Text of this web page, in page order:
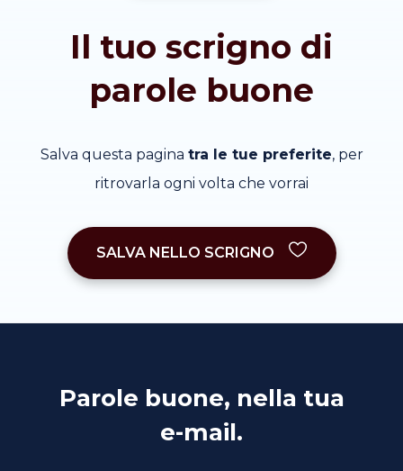
Il tuo scrigno di
parole buone
Salva questa pagina tra le tue preferite, per
ritrovarla ogni volta che vorrai
SALVA NELLO SCRIGNO
Parole buone, nella tua
e-mail.